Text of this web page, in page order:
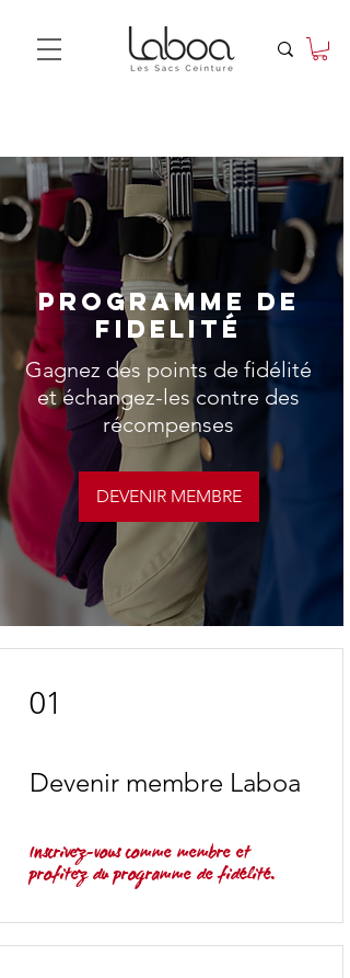
PROGRAMME DE
FIDELITÉ
Gagnez des points de fidélité
et échangez-les contre des
récompenses
DEVENIR MEMBRE
01
Devenir membre Laboa
Inscrivez-vous comme membre et
profitez du programme de fidélité.